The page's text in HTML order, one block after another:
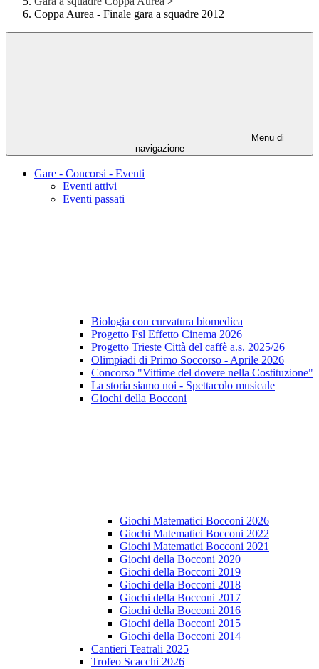
Coppa Aurea - Finale gara a squadre 2012
Menu di
navigazione
Gare - Concorsi - Eventi
Eventi attivi
Eventi passati
Biologia con curvatura biomedica
Progetto Fsl Effetto Cinema 2026
Progetto Trieste Città del caffè a.s. 2025/26
Olimpiadi di Primo Soccorso - Aprile 2026
Concorso "Vittime del dovere nella Costituzione"
La storia siamo noi - Spettacolo musicale
Giochi della Bocconi
Giochi Matematici Bocconi 2026
Giochi Matematici Bocconi 2022
Giochi Matematici Bocconi 2021
Giochi della Bocconi 2020
Giochi della Bocconi 2019
Giochi della Bocconi 2018
Giochi della Bocconi 2017
Giochi della Bocconi 2016
Giochi della Bocconi 2015
Giochi della Bocconi 2014
Cantieri Teatrali 2025
Trofeo Scacchi 2026